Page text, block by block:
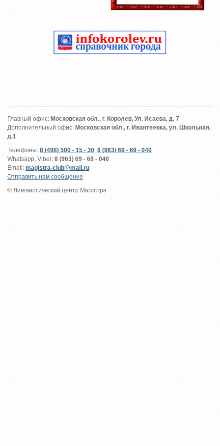
Главный офис: Московская обл., г. Королев, Ул. Исаева, д. 7
Дополнительный офис: Московская обл., г. Ивантеевка, ул. Школьная,
д.1
Телефоны: 8 (498) 500 - 15 - 30 8 (963) 69 - 69 - 040
Whatsapp, Viber: 8 (963) 69 - 69 - 040
Email: magistra-club@mail.ru
Отправить нам сообщение
© Лингвистический центр Магистра